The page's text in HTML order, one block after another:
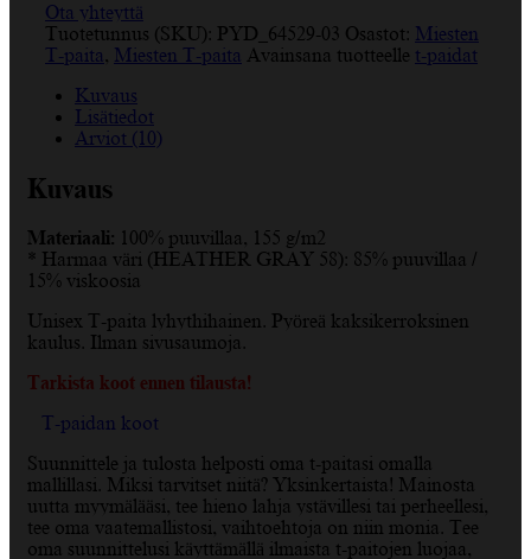
Ota yhteyttä
Tuotetunnus (SKU): PYD_64529-03 Osastot: Miesten
T-paita, Miesten T-paita Avainsana tuotteelle t-paidat
Kuvaus
Lisätiedot
Arviot (10)
Kuvaus
Materiaali: 100% puuvillaa, 155 g/m2
* Harmaa väri (HEATHER GRAY 58): 85% puuvillaa /
15% viskoosia
Unisex T-paita lyhythihainen. Pyöreä kaksikerroksinen
kaulus. Ilman sivusaumoja.
Tarkista koot ennen tilausta!
T-paidan koot
Suunnittele ja tulosta helposti oma t-paitasi omalla
mallillasi. Miksi tarvitset niitä? Yksinkertaista! Mainosta
uutta myymälääsi, tee hieno lahja ystävillesi tai perheellesi,
tee oma vaatemallistosi, vaihtoehtoja on niin monia. Tee
oma suunnittelusi käyttämällä ilmaista t-paitojen luojaa,